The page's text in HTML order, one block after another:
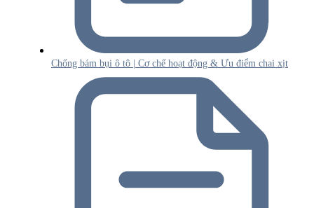
Chống bám bụi ô tô | Cơ chế hoạt động & Ưu điểm chai xịt